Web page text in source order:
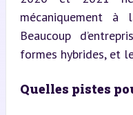
mécaniquement à
Beaucoup
formes hybrides, et
Quelles pistes